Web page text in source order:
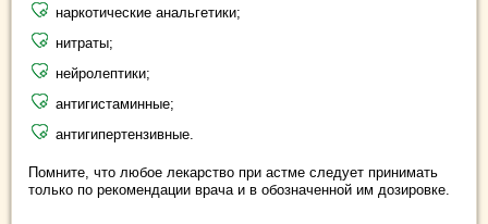
наркотические анальгетики;
нитраты;
нейролептики;
антигистаминные;
антигипертензивные.
Помните, что любое лекарство при астме следует принимать
только по рекомендации врача и в обозначенной им дозировке.